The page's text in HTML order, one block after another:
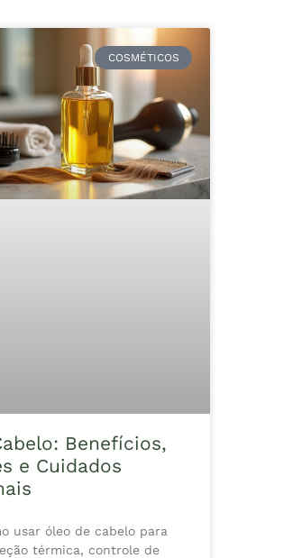
COSMÉTICOS
Benefícios,
e Cuidados
usar óleo de cabelo para
térmica, controle de